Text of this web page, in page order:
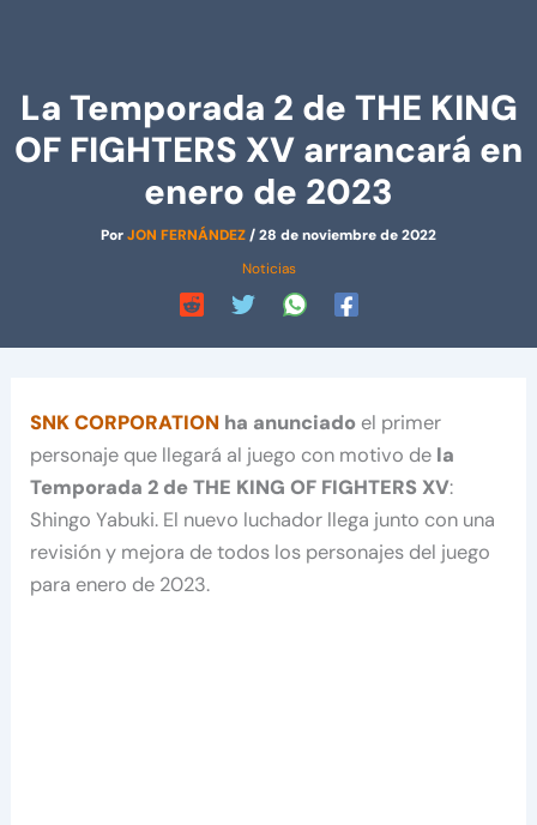
La Temporada 2 de THE KING
OF FIGHTERS XV arrancará en
enero de 2023
PorJON FERNÁNDEZ/28 de noviembre de 2022
Noticias
SNK CORPORATION ha anunciado el primer
personaje que llegará al juego con motivo de la
Temporada 2 de THE KING OF FIGHTERS XV:
Shingo Yabuki. El nuevo luchador llega junto con una
revisión y mejora de todos los personajes del juego
para enero de 2023.